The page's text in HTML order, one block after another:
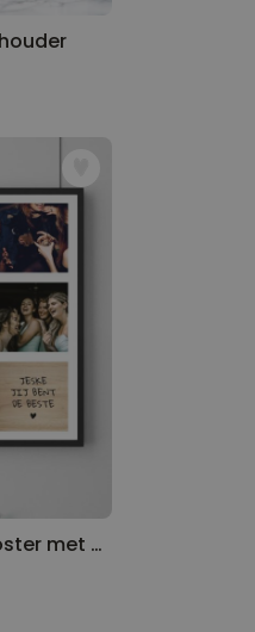
Personaliseerbare poster met 8 foto’s en tekst